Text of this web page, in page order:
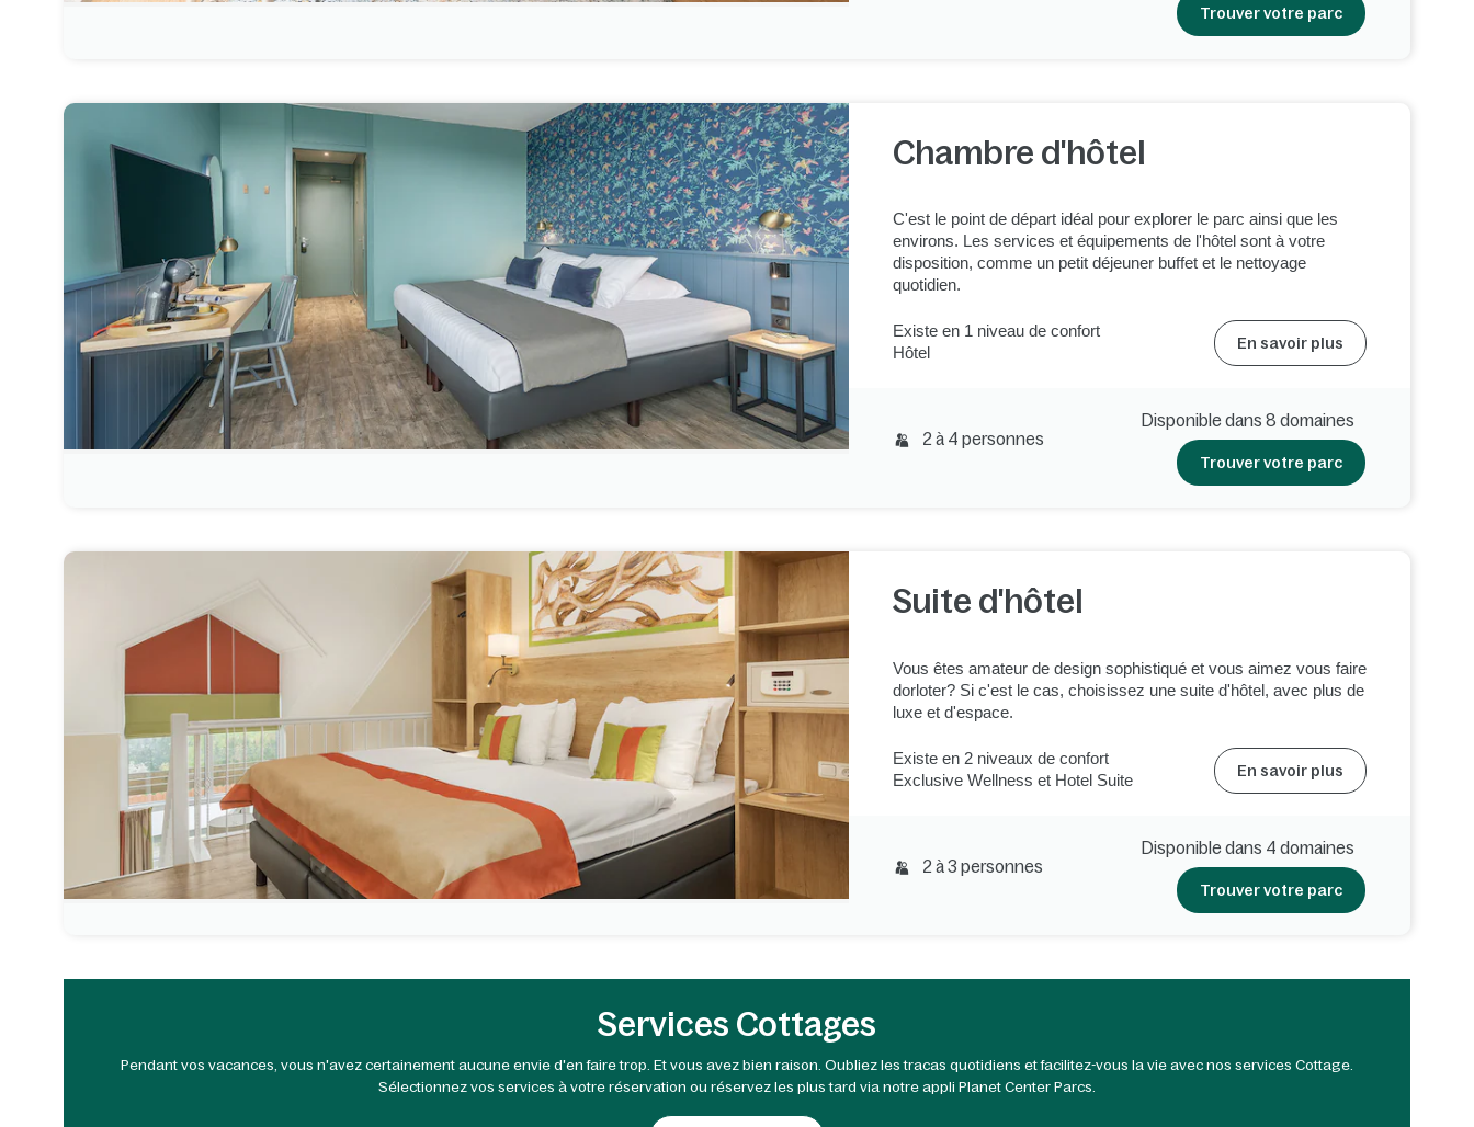
Trouver votre parc
Chambre d'hôtel
C'est le point de départ idéal pour explorer le parc ainsi que les
environs. Les services et équipements de l'hôtel sont à votre
disposition, comme un petit déjeuner buffet et le nettoyage
quotidien.
Existe en 1 niveau de confort
Hôtel
En savoir plus
2 à 4 personnes
Disponible dans 8 domaines
Trouver votre parc
Suite d'hôtel
Vous êtes amateur de design sophistiqué et vous aimez vous faire
dorloter? Si c'est le cas, choisissez une suite d'hôtel, avec plus de
luxe et d'espace.
Existe en 2 niveaux de confort
Exclusive Wellness et Hotel Suite
En savoir plus
2 à 3 personnes
Disponible dans 4 domaines
Trouver votre parc
Services Cottages
Pendant vos vacances, vous n'avez certainement aucune envie d'en faire trop. Et vous avez bien raison. Oubliez les tracas quotidiens et facilitez-vous la vie avec nos services Cottage.
Sélectionnez vos services à votre réservation ou réservez les plus tard via notre appli Planet Center Parcs.